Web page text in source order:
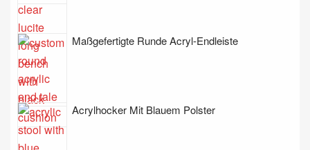
Maßgefertigte Runde Acryl-Endleiste
Acrylhocker Mit Blauem Polster